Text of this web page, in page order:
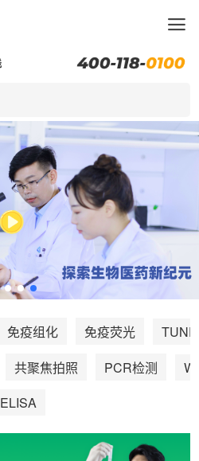
免疫组化 免疫荧光
共聚焦拍照 PCR检测
ELISA